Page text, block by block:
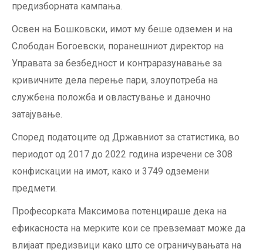
предизборната кампања.
Освен на Бошковски, имот му беше одземен и на
Слободан Богоевски, поранешниот директор на
Управата за безбедност и контраразунавање за
кривичните дела перење пари, злоупотреба на
службена положба и овластување и даночно
затајување.
Според податоците од Државниот за статистика, во
периодот од 2017 до 2022 година изречени се 308
конфискации на имот, како и 3749 одземени
предмети.
Професорката Максимова потенцираше дека на
ефикасноста на мерките кои се превземаат може да
влијаат предизвици како што се ограничувањата на